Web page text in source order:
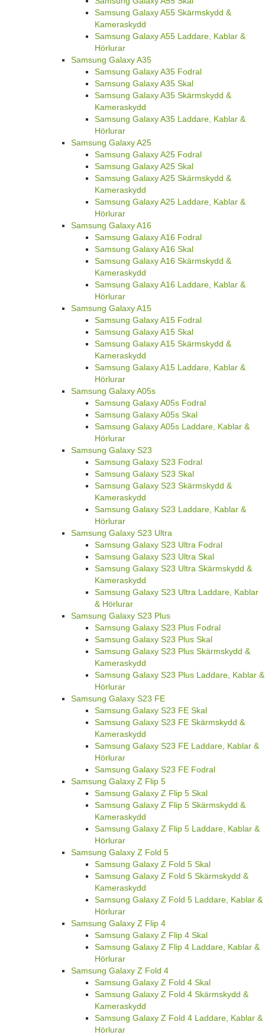
Samsung Galaxy A55 Skärmskydd &
Kameraskydd
Samsung Galaxy A55 Laddare, Kablar &
Hörlurar
Samsung Galaxy A35
Samsung Galaxy A35 Fodral
Samsung Galaxy A35 Skal
Samsung Galaxy A35 Skärmskydd &
Kameraskydd
Samsung Galaxy A35 Laddare, Kablar &
Hörlurar
Samsung Galaxy A25
Samsung Galaxy A25 Fodral
Samsung Galaxy A25 Skal
Samsung Galaxy A25 Skärmskydd &
Kameraskydd
Samsung Galaxy A25 Laddare, Kablar &
Hörlurar
Samsung Galaxy A16
Samsung Galaxy A16 Fodral
Samsung Galaxy A16 Skal
Samsung Galaxy A16 Skärmskydd &
Kameraskydd
Samsung Galaxy A16 Laddare, Kablar &
Hörlurar
Samsung Galaxy A15
Samsung Galaxy A15 Fodral
Samsung Galaxy A15 Skal
Samsung Galaxy A15 Skärmskydd &
Kameraskydd
Samsung Galaxy A15 Laddare, Kablar &
Hörlurar
Samsung Galaxy A05s
Samsung Galaxy A05s Fodral
Samsung Galaxy A05s Skal
Samsung Galaxy A05s Laddare, Kablar &
Hörlurar
Samsung Galaxy S23
Samsung Galaxy S23 Fodral
Samsung Galaxy S23 Skal
Samsung Galaxy S23 Skärmskydd &
Kameraskydd
Samsung Galaxy S23 Laddare, Kablar &
Hörlurar
Samsung Galaxy S23 Ultra
Samsung Galaxy S23 Ultra Fodral
Samsung Galaxy S23 Ultra Skal
Samsung Galaxy S23 Ultra Skärmskydd &
Kameraskydd
Samsung Galaxy S23 Ultra Laddare, Kablar
& Hörlurar
Samsung Galaxy S23 Plus
Samsung Galaxy S23 Plus Fodral
Samsung Galaxy S23 Plus Skal
Samsung Galaxy S23 Plus Skärmskydd &
Kameraskydd
Samsung Galaxy S23 Plus Laddare, Kablar &
Hörlurar
Samsung Galaxy S23 FE
Samsung Galaxy S23 FE Skal
Samsung Galaxy S23 FE Skärmskydd &
Kameraskydd
Samsung Galaxy S23 FE Laddare, Kablar &
Hörlurar
Samsung Galaxy S23 FE Fodral
Samsung Galaxy Z Flip 5
Samsung Galaxy Z Flip 5 Skal
Samsung Galaxy Z Flip 5 Skärmskydd &
Kameraskydd
Samsung Galaxy Z Flip 5 Laddare, Kablar &
Hörlurar
Samsung Galaxy Z Fold 5
Samsung Galaxy Z Fold 5 Skal
Samsung Galaxy Z Fold 5 Skärmskydd &
Kameraskydd
Samsung Galaxy Z Fold 5 Laddare, Kablar &
Hörlurar
Samsung Galaxy Z Flip 4
Samsung Galaxy Z Flip 4 Skal
Samsung Galaxy Z Flip 4 Laddare, Kablar &
Hörlurar
Samsung Galaxy Z Fold 4
Samsung Galaxy Z Fold 4 Skal
Samsung Galaxy Z Fold 4 Skärmskydd &
Kameraskydd
Samsung Galaxy Z Fold 4 Laddare, Kablar &
Hörlurar